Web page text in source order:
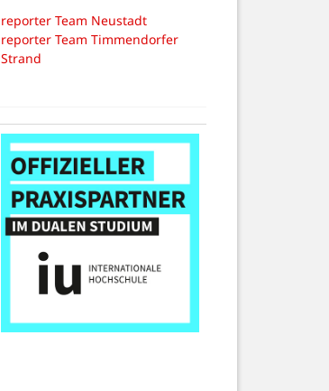
reporter Team Neustadt
reporter Team Timmendorfer
Strand